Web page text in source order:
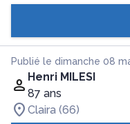
Publié le dimanche 08
Henri MILESI
87 ans
Claira (66)